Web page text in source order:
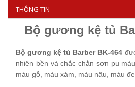
THÔNG TIN
Bộ gương kệ tủ
Bộ gương kệ tủ Barber BK-464
nhiên bền và chắc chắn sơn pu
màu gỗ, màu xám, màu nâu, màu